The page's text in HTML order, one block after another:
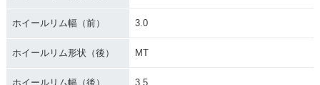
ホイールリム幅（前） 3.0
ホイールリム形状（後） MT
ホイールリム幅（後） 3.5